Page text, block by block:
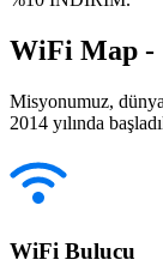
WiFi Map -
Misyonumuz,
2014 yılında
WiFi Bulucu